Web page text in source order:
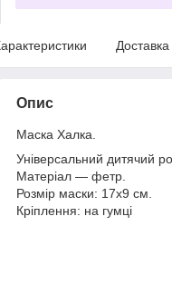
Доставка
Опис
Маска Халка.
Універсальний дитячий
Матеріал — фетр.
Розмір маски: 17х9 см.
Кріплення: на гумці